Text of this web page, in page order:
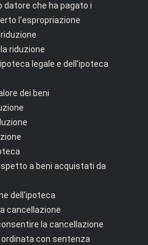
datore che ha pagato i
l'espropriazione
riduzione
legale e dell'ipoteca
dei beni
a beni acquistati da
dell'ipoteca
cancellazione
la cancellazione
ordinata con sentenza